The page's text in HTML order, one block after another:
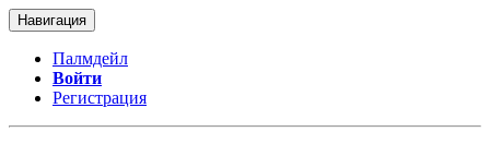
Навигация
Палмдейл
Войти
Регистрация